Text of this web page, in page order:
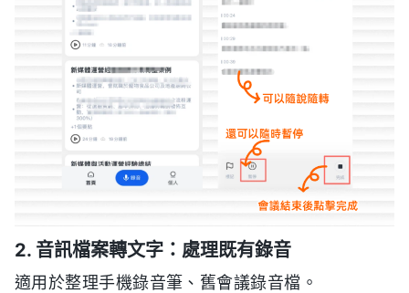
2. 音訊檔案轉文字：處理既有錄音
適用於整理手機錄音筆、舊會議錄音檔。